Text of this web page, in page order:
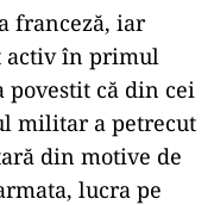
franceză, iar
activ în primul
că din cei
militar a petrecut
din motive de
lucra pe